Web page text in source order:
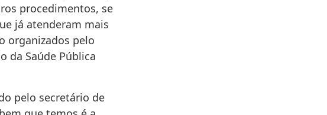
procedimentos, se
já atenderam mais
organizados pelo
da Saúde Pública
pelo secretário de